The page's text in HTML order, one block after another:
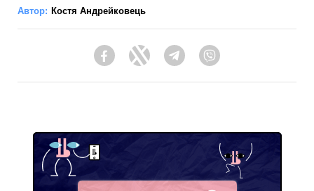
Автор: Костя Андрейковець
FacebookTwitter Telegram